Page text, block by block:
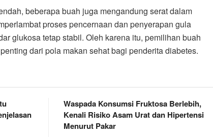
beberapa buah juga mengandung serat dalam
proses pencernaan dan penyerapan gula
glukosa tetap stabil. Oleh karena itu, pemilihan buah
dari pola makan sehat bagi penderita diabetes.
Waspada Konsumsi Fruktosa Berlebih,
Kenali Risiko Asam Urat dan Hipertensi
Menurut Pakar